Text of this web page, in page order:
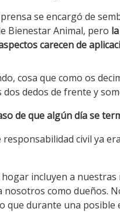
prensa se encargó de
Bienestar Animal, pero
carecen de
cosa que como os
dedos de frente y
de que algún día se
responsabilidad civil ya
incluyen a
como dueños.
que durante una